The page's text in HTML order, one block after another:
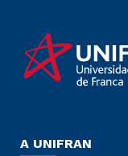
A UNIFRAN